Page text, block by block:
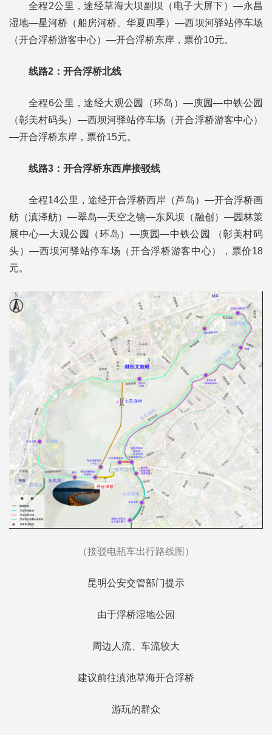
全程2公里，途经草海大坝副坝（电子大屏下）—永昌
湿地—星河桥（船房河桥、华夏四季）—西坝河驿站停车场
（开合浮桥游客中心）—开合浮桥东岸，票价10元。
线路2：开合浮桥北线
全程6公里，途经大观公园（环岛）—庾园—中铁公园
（彰美村码头）—西坝河驿站停车场（开合浮桥游客中心）
—开合浮桥东岸，票价15元。
线路3：开合浮桥东西岸接驳线
全程14公里，途经开合浮桥西岸（芦岛）—开合浮桥画
舫（滇泽舫）—翠岛—天空之镜—东风坝（融创）—园林策
展中心—大观公园（环岛）—庾园—中铁公园 （彰美村码
头）—西坝河驿站停车场（开合浮桥游客中心），票价18
元。
（接驳电瓶车出行路线图）
昆明公安交管部门提示
由于浮桥湿地公园
周边人流、车流较大
建议前往滇池草海开合浮桥
游玩的群众